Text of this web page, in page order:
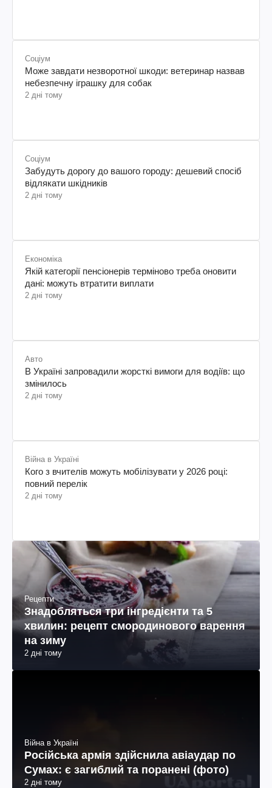
Соціум
Може завдати незворотної шкоди: ветеринар назвав
небезпечну іграшку для собак
2 дні тому
Соціум
Забудуть дорогу до вашого городу: дешевий спосіб
відлякати шкідників
2 дні тому
Економіка
Якій категорії пенсіонерів терміново треба оновити
дані: можуть втратити виплати
2 дні тому
Авто
В Україні запровадили жорсткі вимоги для водіїв: що
змінилось
2 дні тому
Війна в Україні
Кого з вчителів можуть мобілізувати у 2026 році:
повний перелік
2 дні тому
Рецепти
Знадобляться три інгредієнти та 5
хвилин: рецепт смородинового варення
на зиму
2 дні тому
Війна в Україні
Російська армія здійснила авіаудар по
Сумах: є загиблий та поранені (фото)
2 дні тому